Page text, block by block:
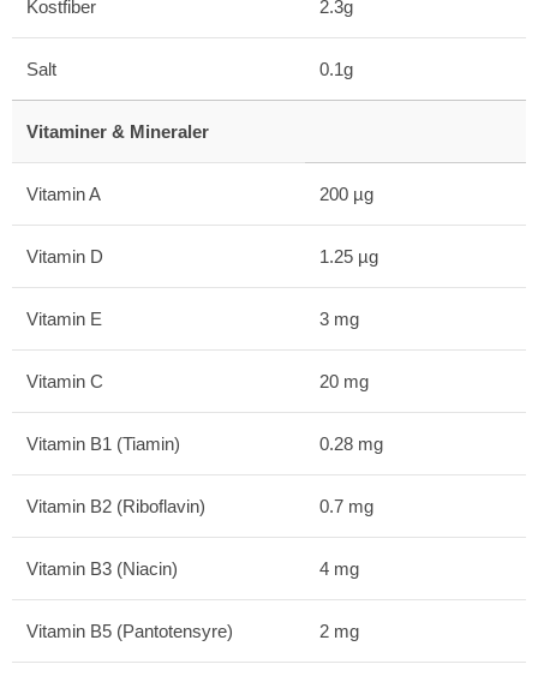
Kostfiber 2.3g
Salt 0.1g
Vitaminer & Mineraler
Vitamin A 200 µg
Vitamin D 1.25 µg
Vitamin E 3 mg
Vitamin C 20 mg
Vitamin B1 (Tiamin) 0.28 mg
Vitamin B2 (Riboflavin) 0.7 mg
Vitamin B3 (Niacin) 4 mg
Vitamin B5 (Pantotensyre) 2 mg